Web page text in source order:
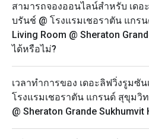
ยม
- เพื่อความสะดวกของคุณลูกค้
หากคุณมีข้อจำกัดทางอาหาร
คำขอพิเศษ
เวลา 14.00-16.00 น.
ราคาเริ่มต้น 1,200++ บาท ต่อ
- กรุณาจองล่วงหน้าอย่างน้อย
สามารถจองออนไลน์สำหรับ เดอ
บรันช์ @ โรงแรมเชอราตัน แกร
Living Room @ Sheraton
ได้หรือไม่?
เวลาทำการของ เดอะลิฟวิ่งรูมซัน
โรงแรมเชอราตัน แกรนด์ สุขุมวิ
@ Sheraton Grande Sukhumvit